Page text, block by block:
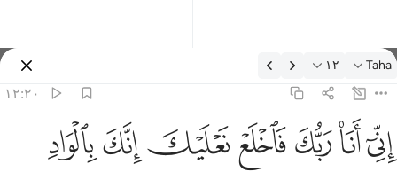
تفسیر: Taha ۱۲:۲۰
Taha ۱۲
۱۲:۲۰
اني انا ربك فاخلع نعليك انك بالواد المقدس طوى ١٢
إِنِّىٓ أَنَا۠ رَبُّكَ فَٱخْلَعْ نَعْلَيْكَ ۖ إِنَّكَ بِٱلْوَادِ ٱلْمُقَدَّسِ طُوًۭى ١٢
ﲺﲻﲼﲽﲾﲿﳀ